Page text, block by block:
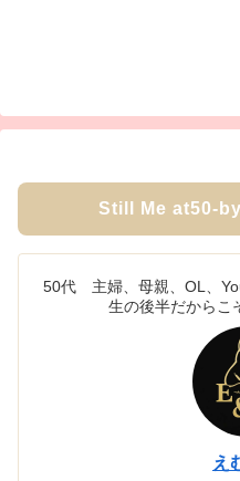
Still Me at50-
50代 主婦、母親、OL、
生の後半だからこ
え